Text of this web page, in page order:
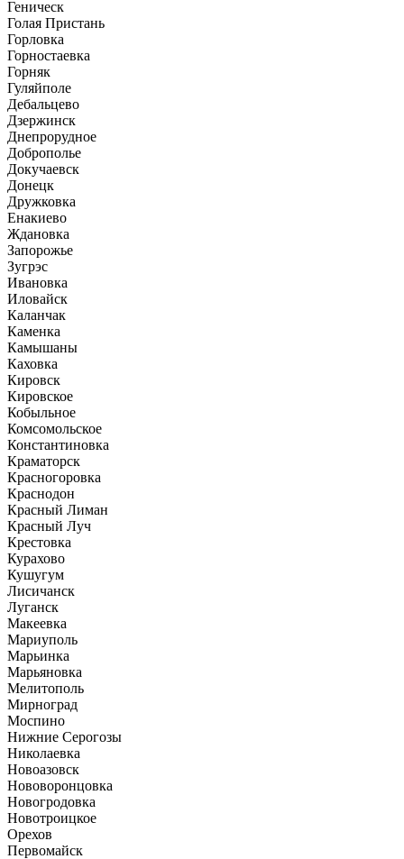
Геническ
Голая Пристань
Горловка
Горностаевка
Горняк
Гуляйполе
Дебальцево
Дзержинск
Днепрорудное
Доброполье
Докучаевск
Донецк
Дружковка
Енакиево
Ждановка
Запорожье
Зугрэс
Ивановка
Иловайск
Каланчак
Каменка
Камышаны
Каховка
Кировск
Кировское
Кобыльное
Комсомольское
Константиновка
Краматорск
Красногоровка
Краснодон
Красный Лиман
Красный Луч
Крестовка
Курахово
Кушугум
Лисичанск
Луганск
Макеевка
Мариуполь
Марьинка
Марьяновка
Мелитополь
Мирноград
Моспино
Нижние Серогозы
Николаевка
Новоазовск
Нововоронцовка
Новогродовка
Новотроицкое
Орехов
Первомайск